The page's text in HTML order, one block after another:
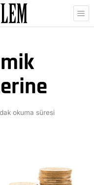
okuma süresi